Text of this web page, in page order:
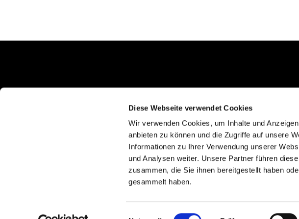
Diese Webseite verwendet Cookies
Wir verwenden Cookies, um Inhalte und
anbieten zu können und die Zugriffe auf unsere
Informationen zu Ihrer Verwendung unserer
und Analysen weiter. Unsere Partner führen
zusammen, die Sie ihnen bereitgestellt haben
gesammelt haben.
Einwilligungsauswahl
Erftstadt, NRW 50374
02235 923130